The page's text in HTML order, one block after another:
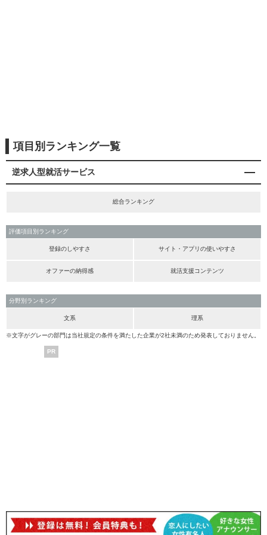
項目別ランキング一覧
逆求人型就活サービス
総合ランキング
評価項目別ランキング
登録のしやすさ サイト・アプリの使いやすさ
オファーの納得感 就活支援コンテンツ
分野別ランキング
文系 理系
※文字がグレーの部門は当社規定の条件を満たした企業が2社未満のため発表しておりません。
PR